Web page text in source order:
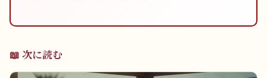
📖 次に読む